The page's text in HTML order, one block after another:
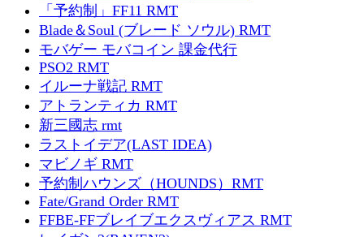
「予約制」FF11 RMT
Blade＆Soul (ブレード ソウル) RMT
モバゲー モバコイン 課金代行
PSO2 RMT
イルーナ戦記 RMT
アトランティカ RMT
新三國志 rmt
ラストイデア(LAST IDEA)
マビノギ RMT
予約制ハウンズ（HOUNDS）RMT
Fate/Grand Order RMT
FFBE-FFブレイブエクスヴィアス RMT